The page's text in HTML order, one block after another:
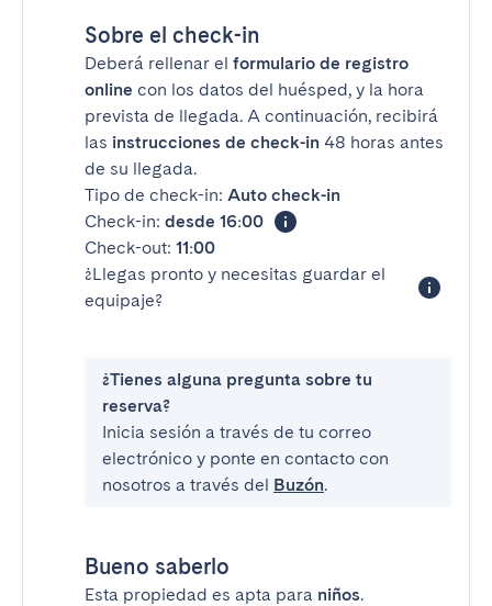
Sobre el check-in
Deberá rellenar el formulario de registro
online con los datos del huésped, y la hora
prevista de llegada. A continuación, recibirá
las instrucciones de check-in 48 horas antes
de su llegada.
Tipo de check-in: Auto check-in
Check-in: desde 16:00
Check-out: 11:00
¿Llegas pronto y necesitas guardar el
equipaje?
¿Tienes alguna pregunta sobre tu
reserva?
Inicia sesión a través de tu correo
electrónico y ponte en contacto con
nosotros a través del Buzón.
Bueno saberlo
Esta propiedad es apta para niños.